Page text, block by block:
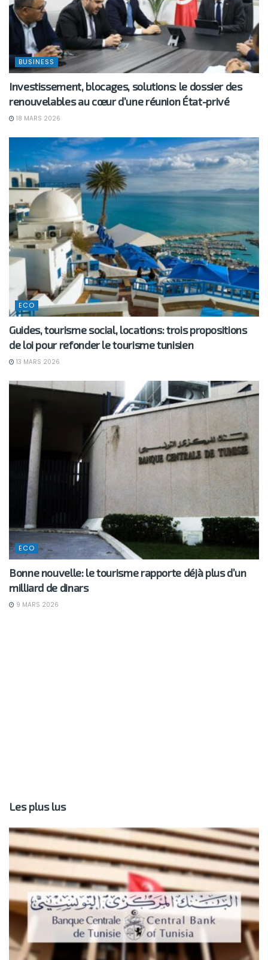
BUSINESS
Investissement, blocages, solutions: le dossier des
renouvelables au cœur d’une réunion État-privé
18 MARS 2026
ECO
Guides, tourisme social, locations: trois propositions
de loi pour refonder le tourisme tunisien
13 MARS 2026
ECO
Bonne nouvelle: le tourisme rapporte déjà plus d’un
milliard de dinars
9 MARS 2026
Les plus lus